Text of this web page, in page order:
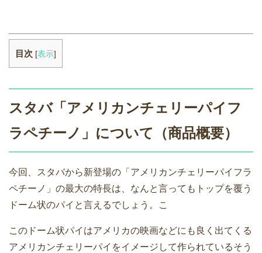
目次 [表示]
スタバ「アメリカンチェリーパイフ
ラペチーノ」について（商品概要）
今回、スタバから新登場の「アメリカンチェリーパイフラ
ペチーノ」の最大の特長は、なんと言ってもトップを覆う
ドーム状のパイと言えるでしょう。こ
このドーム状パイはアメリカの映画などにも良く出てくる
アメリカンチェリーパイをイメージして作られているそう